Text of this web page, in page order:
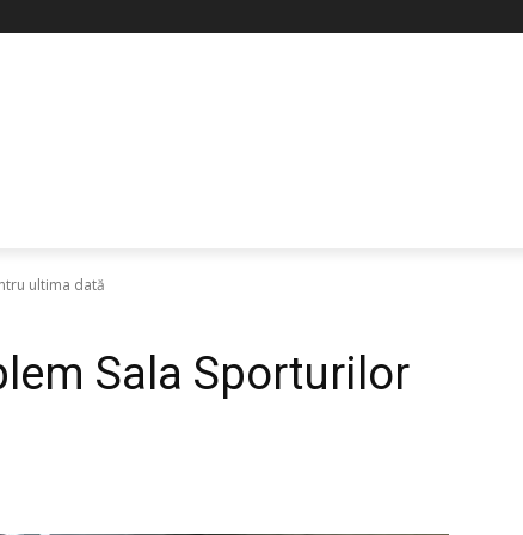
ultima dată
Sala Sporturilor